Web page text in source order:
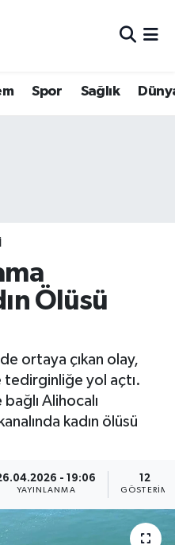
Spor Sağlık
Ölüsü
ortaya çıkan olay,
yol açtı.
Alihocalı
kadın ölüsü
- 19:06
YAYINLANMA
12
GÖSTERIM